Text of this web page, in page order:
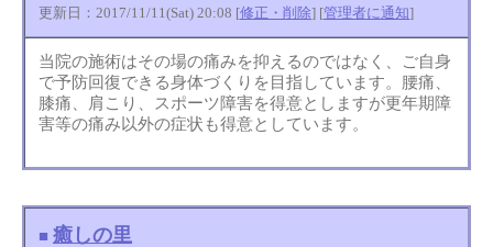
更新日：2017/11/11(Sat) 20:08 [修正・削除] [管理者に通知]
当院の施術はその場の痛みを抑えるのではなく、ご自身
で予防回復できる身体づくりを目指しています。腰痛、
膝痛、肩こり、スポーツ障害を得意としますが更年期障
害等の痛み以外の症状も得意としています。
■ 癒しの里